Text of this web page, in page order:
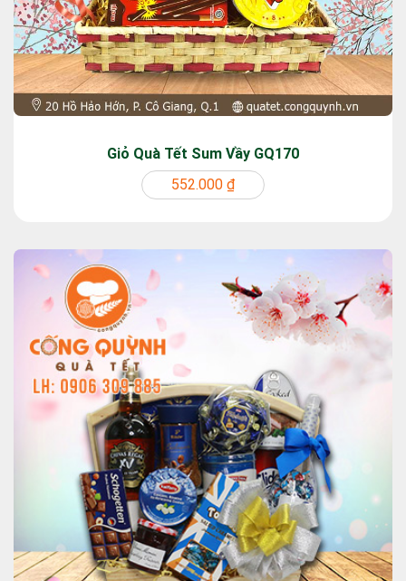
Giỏ Quà Tết Sum Vầy GQ170
552.000 ₫